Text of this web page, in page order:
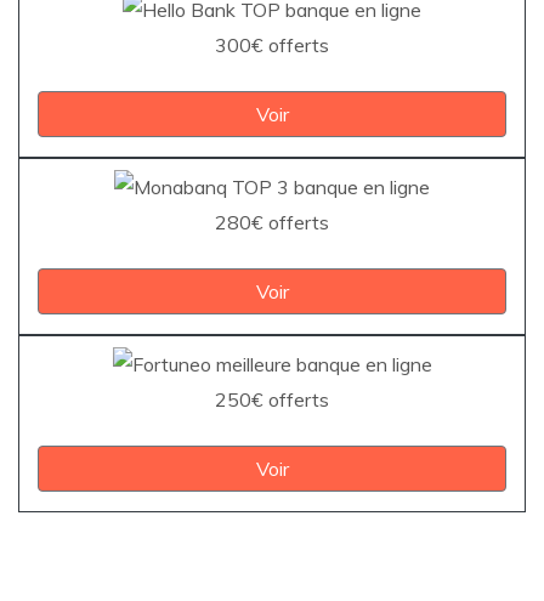
300€ offerts
Voir
280€ offerts
Voir
250€ offerts
Voir